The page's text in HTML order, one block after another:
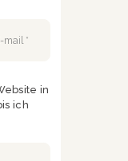
in
ich